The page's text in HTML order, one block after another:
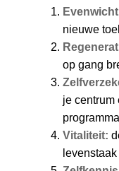
nieuwe
op gang
je centrum
programma
Vitaliteit: